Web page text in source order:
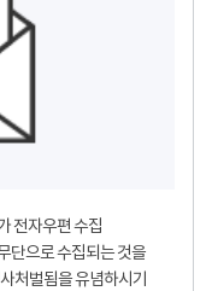
전자우편 수집
단으로 수집되는 것을
처벌됨을 유념하시기